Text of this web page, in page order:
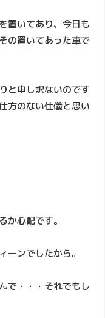
置いてあり、今日も
の置いてあった車で
と申し訳ないのです
方のない仕儀と思い
か心配です。
ーンでしたから。
で・・・それでもし